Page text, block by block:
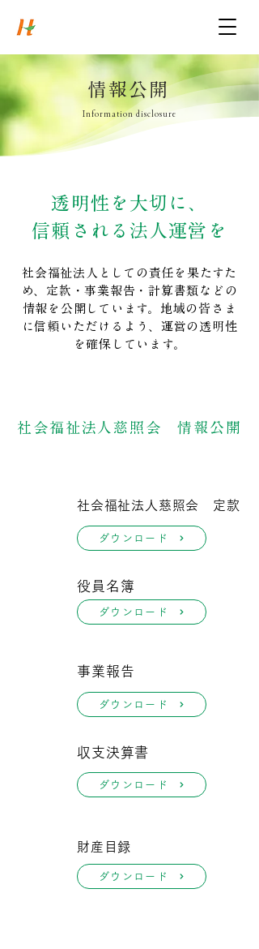
情報公開
Information disclosure
透明性を大切に、
信頼される法人運営を
社会福祉法人としての責任を果たすた
め、定款・事業報告・計算書類などの
情報を公開しています。地域の皆さま
に信頼いただけるよう、運営の透明性
を確保しています。
社会福祉法人慈照会 情報公開
社会福祉法人慈照会 定款
ダウンロード
役員名簿
ダウンロード
事業報告
ダウンロード
収支決算書
ダウンロード
財産目録
ダウンロード